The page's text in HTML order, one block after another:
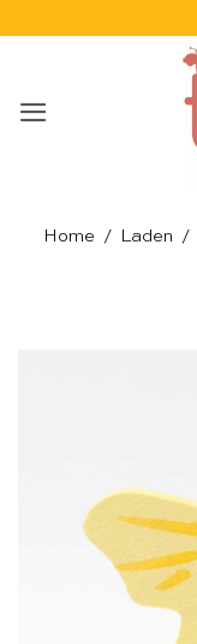
Home / Laden /